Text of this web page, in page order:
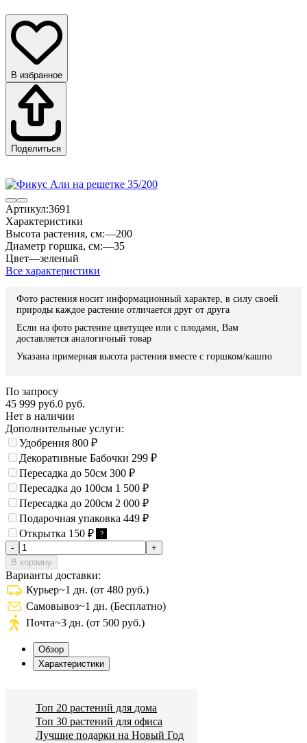
В избранное
Поделиться
Артикул:3691
Характеристики
Высота растения, см:—200
Диаметр горшка, см:—35
Цвет—зеленый
Все характеристики
Фото растения носит информационный характер, в силу своей
природы каждое растение отличается друг от друга
Если на фото растение цветущее или с плодами, Вам
доставляется аналогичный товар
Указана примерная высота растения вместе с горшком/кашпо
По запросу
45 999 руб.0 руб.
Нет в наличии
Дополнительные услуги:
Удобрения 800 ₽
Декоративные Бабочки 299 ₽
Пересадка до 50см 300 ₽
Пересадка до 100см 1 500 ₽
Пересадка до 200см 2 000 ₽
Подарочная упаковка 449 ₽
Открытка 150 ₽ ?
-
+
В корзину
Варианты доставки:
Курьер~1 дн. (от 480 руб.)
Самовывоз~1 дн. (Бесплатно)
Почта~3 дн. (от 500 руб.)
Обзор
Характеристики
Топ 20 растений для дома
Топ 30 растений для офиса
Лучшие подарки на Новый Год